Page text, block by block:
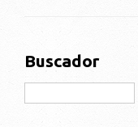
Buscador